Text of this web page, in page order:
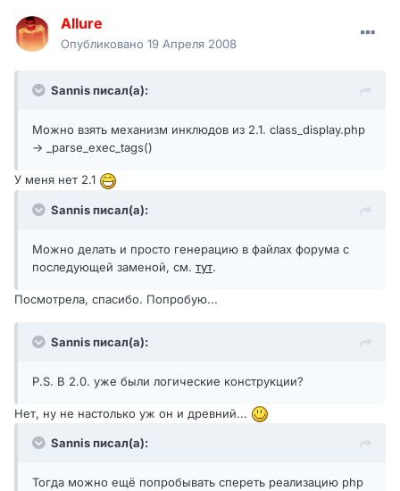
Allure
Опубликовано 19 Апреля 2008
Sannis писал(а):
Можно взять механизм инклюдов из 2.1. class_display.php
-> _parse_exec_tags()
У меня нет 2.1
Sannis писал(а):
Можно делать и просто генерацию в файлах форума с
последующей заменой, см. тут.
Посмотрела, спасибо. Попробую...
Sannis писал(а):
P.S. В 2.0. уже были логические конструкции?
Нет, ну не настолько уж он и древний...
Sannis писал(а):
Тогда можно ещё попробывать спереть реализацию php